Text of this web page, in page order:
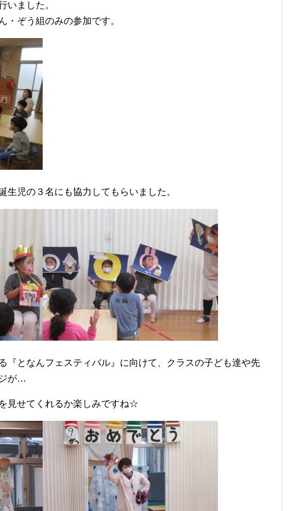
いました。
・ぞう組のみの参加です。
生児の３名にも協力してもらいました。
『となんフェスティバル』に向けて、クラスの子ども達や先
が…
見せてくれるか楽しみですね☆